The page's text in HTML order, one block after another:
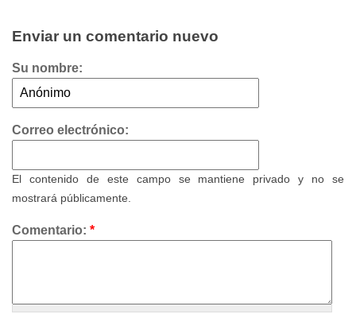
Enviar un comentario nuevo
Su nombre:
Correo electrónico:
El contenido de este campo se mantiene privado y no se
mostrará públicamente.
Comentario: *